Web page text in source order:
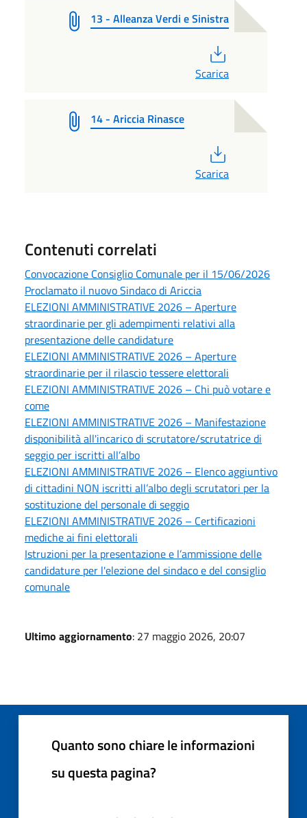
13 - Alleanza Verdi e Sinistra
Scarica
14 - Ariccia Rinasce
Scarica
Contenuti correlati
Convocazione Consiglio Comunale per il 15/06/2026
Proclamato il nuovo Sindaco di Ariccia
ELEZIONI AMMINISTRATIVE 2026 – Aperture
straordinarie per gli adempimenti relativi alla
presentazione delle candidature
ELEZIONI AMMINISTRATIVE 2026 – Aperture
straordinarie per il rilascio tessere elettorali
ELEZIONI AMMINISTRATIVE 2026 – Chi può votare e
come
ELEZIONI AMMINISTRATIVE 2026 – Manifestazione
disponibilità all'incarico di scrutatore/scrutatrice di
seggio per iscritti all’albo
ELEZIONI AMMINISTRATIVE 2026 – Elenco aggiuntivo
di cittadini NON iscritti all’albo degli scrutatori per la
sostituzione del personale di seggio
ELEZIONI AMMINISTRATIVE 2026 – Certificazioni
mediche ai fini elettorali
Istruzioni per la presentazione e l’ammissione delle
candidature per l'elezione del sindaco e del consiglio
comunale
Ultimo aggiornamento: 27 maggio 2026, 20:07
Quanto sono chiare le informazioni
su questa pagina?